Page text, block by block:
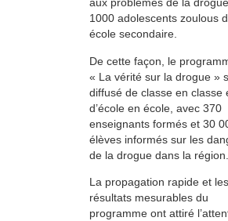
aux problèmes de la
1000 adolescents zoulous
école secondaire.
De cette façon, le
« La vérité sur la drogue »
diffusé de classe en classe
d’école en école, avec 370
enseignants formés et 30
élèves informés sur les
de la drogue dans la région.
La propagation rapide et les
résultats mesurables du
programme ont attiré